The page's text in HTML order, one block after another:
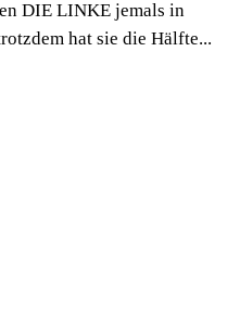
DIE LINKE jemals in
hat sie die Hälfte...